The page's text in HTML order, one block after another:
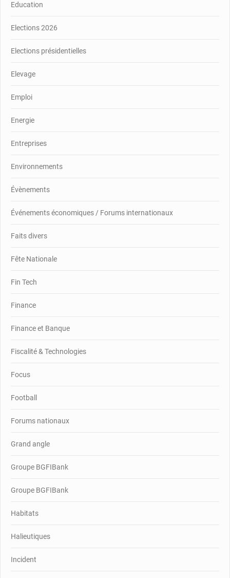
Education
Elections 2026
Elections présidentielles
Elevage
Emploi
Energie
Entreprises
Environnements
Évènements
Événements économiques / Forums internationaux
Faits divers
Fête Nationale
Fin Tech
Finance
Finance et Banque
Fiscalité & Technologies
Focus
Football
Forums nationaux
Grand angle
Groupe BGFIBank
Groupe BGFIBank
Habitats
Halieutiques
Incident